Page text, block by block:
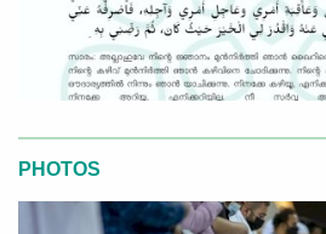
PHOTOS